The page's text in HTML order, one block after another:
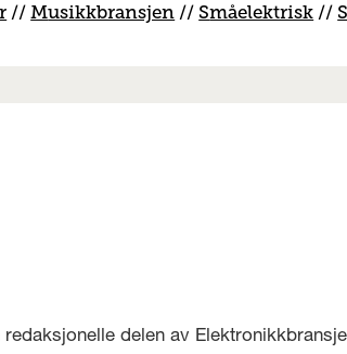
//Musikkbransjen // Småelektrisk //
redaksjonelle delen av